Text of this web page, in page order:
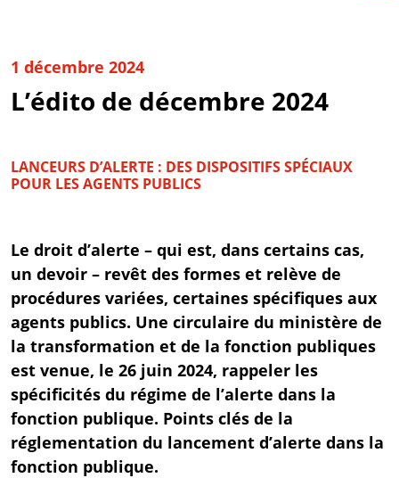
1 décembre 2024
L’édito de décembre 2024
LANCEURS D’ALERTE : DES DISPOSITIFS SPÉCIAUX
POUR LES AGENTS PUBLICS
Le droit d’alerte – qui est, dans certains cas,
un devoir – revêt des formes et relève de
procédures variées, certaines spécifiques aux
agents publics. Une circulaire du ministère de
la transformation et de la fonction publiques
est venue, le 26 juin 2024, rappeler les
spécificités du régime de l’alerte dans la
fonction publique. Points clés de la
réglementation du lancement d’alerte dans la
fonction publique.